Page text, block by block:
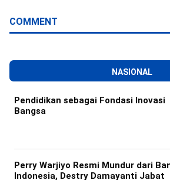
COMMENT
NASIONAL
Pendidikan sebagai Fondasi Inovasi
Bangsa
Perry Warjiyo Resmi Mundur dari
Indonesia, Destry Damayanti Jabat